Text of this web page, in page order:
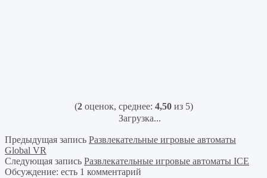
(2оценок, среднее: 4,50из 5)
Загрузка...
Предыдущая запись Развлекательные игровые автоматы
Global VR
Следующая запись Развлекательные игровые автоматы ICE
Обсуждение: есть 1 комментарий